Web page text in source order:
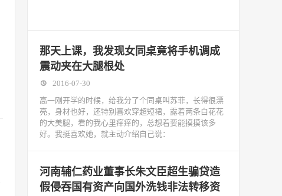
那天上课，我发现女同桌竟将手机调成
震动夹在大腿根处
2016-07-30
高一刚开学的时候，给我分了个同桌叫苏菲，长得很漂
亮，身材也好，还特别喜欢穿超短裙，露着两条白花花
的大美腿，看的我心里痒痒的，总想着要能摸摸该多
好。我挺喜欢她，就主动介绍自己说：
河南辅仁药业董事长朱文臣超生骗贷造
假侵吞国有资产向国外洗钱非法转移资